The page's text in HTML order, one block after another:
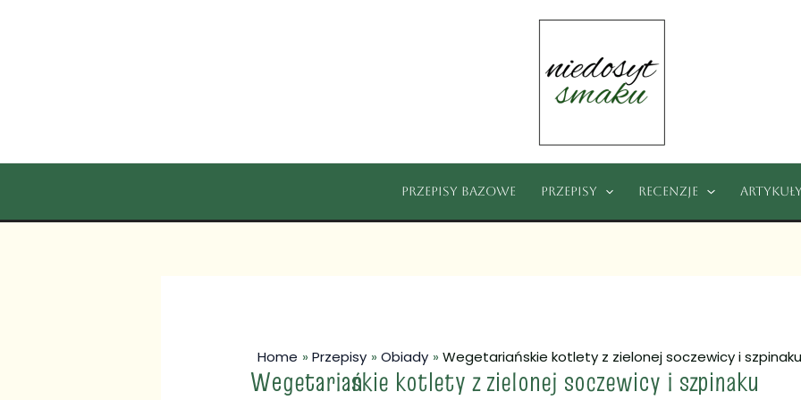
Przepisy bazowe Przepisy Recenzje Artykuły
Home Przepisy Obiady Wegetariańskie kotlety z zielonej soczewicy i szpinaku
Wegetariańskie kotlety z zielonej soczewicy i szpinaku